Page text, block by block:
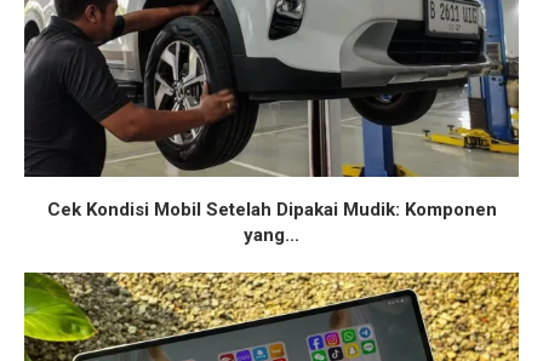
Cek Kondisi Mobil Setelah Dipakai Mudik: Komponen
yang...